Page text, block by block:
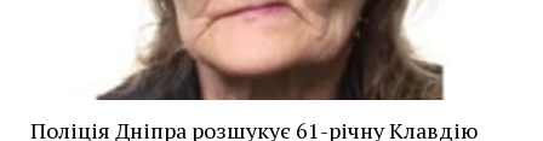
Поліція Дніпра розшукує 61-річну Клавдію